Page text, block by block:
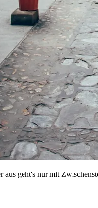
geht's nur mit